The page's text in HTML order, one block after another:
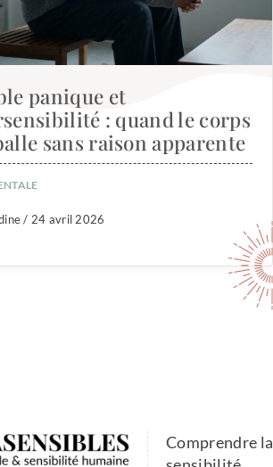
panique et
: quand le corps
sans raison apparente
/ 24 avril 2026
Comprendre la